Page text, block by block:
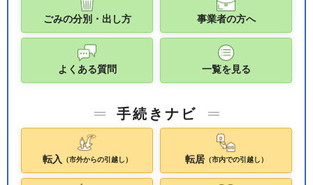
ごみの分別・出し方 事業者の方へ
よくある質問 一覧を見る
手続きナビ
転入 （市外からの引越し） 転居（市内での引越し）